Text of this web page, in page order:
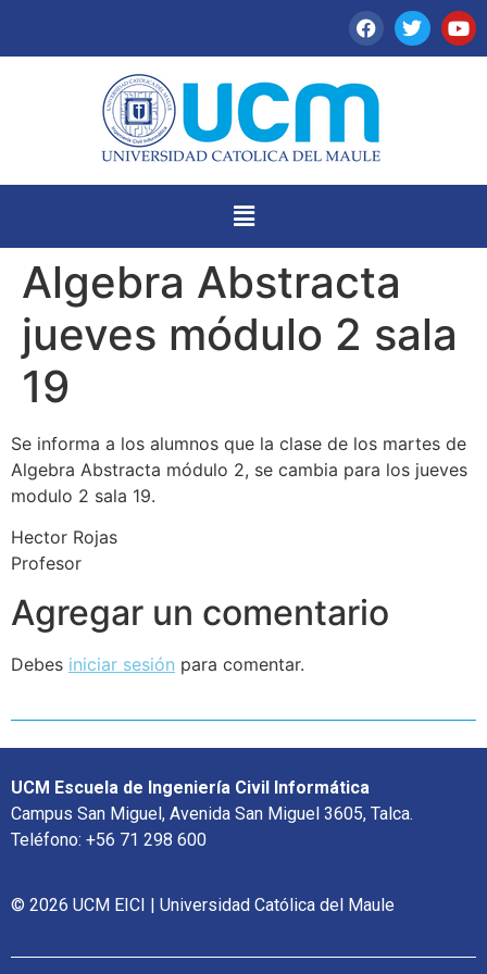
Algebra Abstracta
jueves módulo 2 sala
19
Se informa a los alumnos que la clase de los martes de
Algebra Abstracta módulo 2, se cambia para los jueves
modulo 2 sala 19.
Hector Rojas
Profesor
Agregar un comentario
Debes iniciar sesión para comentar.
UCM Escuela de Ingeniería Civil Informática
Campus San Miguel, Avenida San Miguel 3605, Talca.
Teléfono: +56 71 298 600
© 2026 UCM EICI | Universidad Católica del Maule